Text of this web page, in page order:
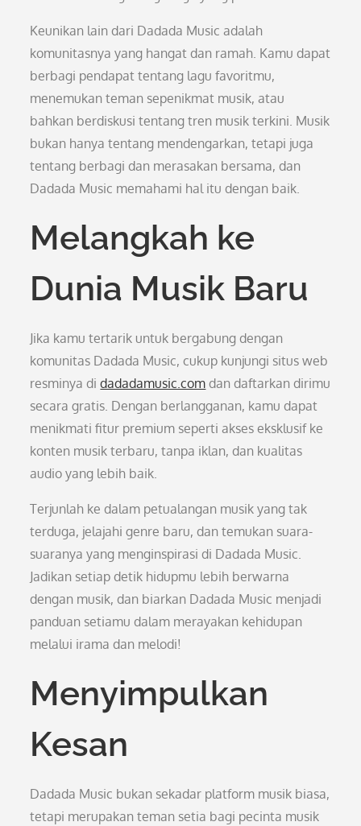
Keunikan lain dari Dadada Music adalah
komunitasnya yang hangat dan ramah. Kamu dapat
berbagi pendapat tentang lagu favoritmu,
menemukan teman sepenikmat musik, atau
bahkan berdiskusi tentang tren musik terkini. Musik
bukan hanya tentang mendengarkan, tetapi juga
tentang berbagi dan merasakan bersama, dan
Dadada Music memahami hal itu dengan baik.
Melangkah ke
Dunia Musik Baru
Jika kamu tertarik untuk bergabung dengan
komunitas Dadada Music, cukup kunjungi situs web
resminya didadadamusic.com dan daftarkan dirimu
secara gratis. Dengan berlangganan, kamu dapat
menikmati fitur premium seperti akses eksklusif ke
konten musik terbaru, tanpa iklan, dan kualitas
audio yang lebih baik.
Terjunlah ke dalam petualangan musik yang tak
terduga, jelajahi genre baru, dan temukan suara-
suaranya yang menginspirasi di Dadada Music.
Jadikan setiap detik hidupmu lebih berwarna
dengan musik, dan biarkan Dadada Music menjadi
panduan setiamu dalam merayakan kehidupan
melalui irama dan melodi!
Menyimpulkan
Kesan
Dadada Music bukan sekadar platform musik biasa,
tetapi merupakan teman setia bagi pecinta musik